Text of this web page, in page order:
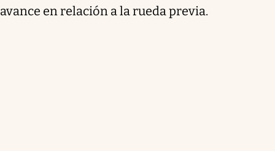
avance en relación a la rueda previa.